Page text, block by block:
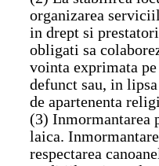
organizarea
in drept si
obligati sa
vointa exprimata
defunct sau, in
de apartenenta
(3) Inmormantarea
laica.
respectarea